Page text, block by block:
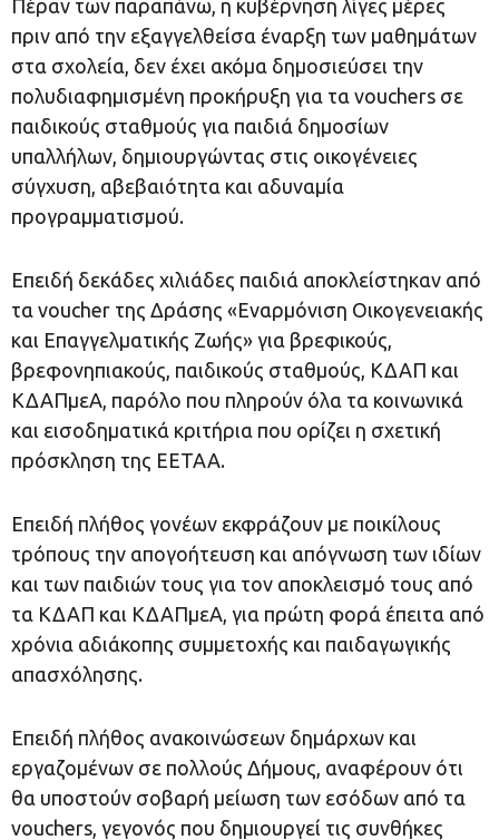
Πέραν των παραπάνω, η κυβέρνηση λίγες μέρες
πριν από την εξαγγελθείσα έναρξη των μαθημάτων
στα σχολεία, δεν έχει ακόμα δημοσιεύσει την
πολυδιαφημισμένη προκήρυξη για τα vouchers σε
παιδικούς σταθμούς για παιδιά δημοσίων
υπαλλήλων, δημιουργώντας στις οικογένειες
σύγχυση, αβεβαιότητα και αδυναμία
προγραμματισμού.
Επειδή δεκάδες χιλιάδες παιδιά αποκλείστηκαν από
τα voucher της Δράσης «Εναρμόνιση Οικογενειακής
και Επαγγελματικής Ζωής» για βρεφικούς,
βρεφονηπιακούς, παιδικούς σταθμούς, ΚΔΑΠ και
ΚΔΑΠμεΑ, παρόλο που πληρούν όλα τα κοινωνικά
και εισοδηματικά κριτήρια που ορίζει η σχετική
πρόσκληση της ΕΕΤΑΑ.
Επειδή πλήθος γονέων εκφράζουν με ποικίλους
τρόπους την απογοήτευση και απόγνωση των ιδίων
και των παιδιών τους για τον αποκλεισμό τους από
τα ΚΔΑΠ και ΚΔΑΠμεΑ, για πρώτη φορά έπειτα από
χρόνια αδιάκοπης συμμετοχής και παιδαγωγικής
απασχόλησης.
Επειδή πλήθος ανακοινώσεων δημάρχων και
εργαζομένων σε πολλούς Δήμους, αναφέρουν ότι
θα υποστούν σοβαρή μείωση των εσόδων από τα
vouchers, γεγονός που δημιουργεί τις συνθήκες